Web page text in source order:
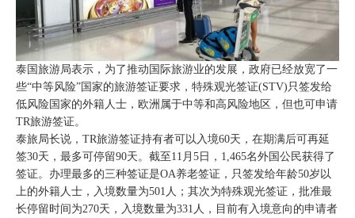
泰国旅游局表示，为了推动国际旅游业的发展，政府已经放宽了一
些“中等风险”国家的旅游签证要求，特殊观光签证(STV)只签发给
低风险国家的外籍人士，欧洲属于中等和高风险地区，但也可申请
TR旅游签证。
泰旅局长说，TR旅游签证持有者可以入境60天，在期满后可再延
签30天，最多可停留90天。截至11月5日，1,465名外国公民获得了
签证。办理最多的三种签证是OA养老签证，只签发给年龄50岁以
上的外籍人士，入境数量为501人；其次为特殊观光签证，批准最
长停留时间为270天，入境数量为331人，目前有入境意向的申请者